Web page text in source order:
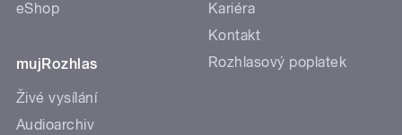
eShop
mujRozhlas
Živé vysílání
Audioarchiv
Kariéra
Kontakt
Rozhlasový poplatek